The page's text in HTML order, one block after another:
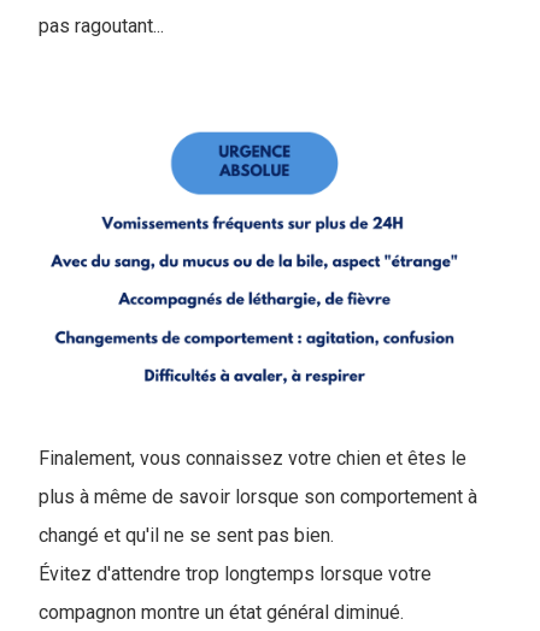
pas ragoutant...
Finalement, vous connaissez votre chien et êtes le
plus à même de savoir lorsque son comportement à
changé et qu'il ne se sent pas bien.
Évitez d'attendre trop longtemps lorsque votre
compagnon montre un état général diminué.